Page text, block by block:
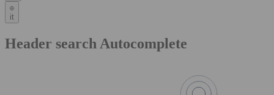
it
Header search Autocomplete